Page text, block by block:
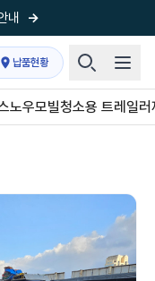
내 →
(주)바이크원
의 표준!
내→
전문기업
납품현황
노우모빌청소용 트레일러